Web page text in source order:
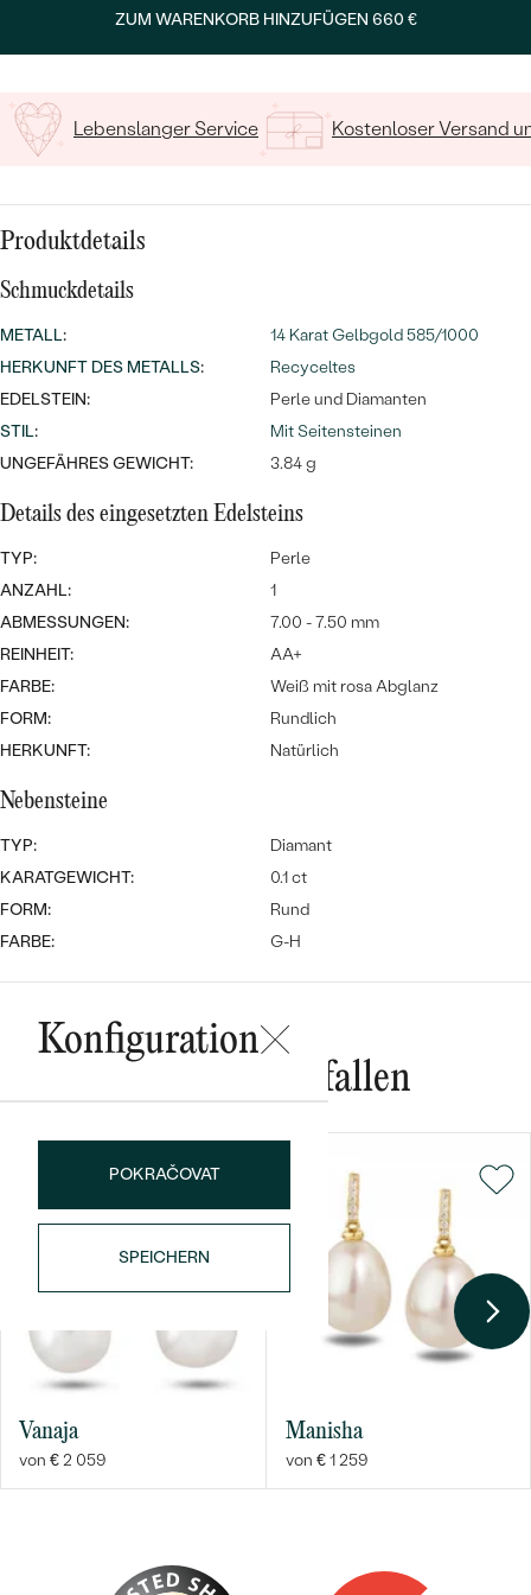
Meistverkaufte
Eheringe
MIT EDELSTEIN
NACH MATERIAL
PLATIN
SILBER
Wave Kollektion
ANSEHEN
SCHMUCK MIT LAB GROWN
DIAMANTEN
SYMBOLISCH
NACH DER FORM
MASSGEFERTIGTER
DIAMANTEN
Bestseller
Meistverkaufte
Ohrrinnge
ANSEHEN
LUXURIÖSE
Personalisierte
Halsketten
ANSEHEN
LUXURIÖSE
Meistverkaufte
Ringe
ANSEHEN
ZUM WARENKORB HINZUFÜGEN 660 €
Lebenslanger Service Kostenloser Versand
Produktdetails
Schmuckdetails
METALL:
14 Karat Gelbgold 585/1000
HERKUNFT DES METALLS:
Recyceltes
EDELSTEIN:
Perle und Diamanten
STIL:
Mit Seitensteinen
UNGEFÄHRES GEWICHT:
3.84 g
Details des eingesetzten Edelsteins
TYP:
Perle
ANZAHL:
1
ABMESSUNGEN:
7.00 - 7.50 mm
REINHEIT:
AA+
FARBE:
Weiß mit rosa Abglanz
FORM:
Rundlich
HERKUNFT:
Natürlich
Nebensteine
TYP:
Diamant
KARATGEWICHT:
0.1 ct
FORM:
Rund
FARBE:
G-H
Konfiguration
POKRAČOVAT
SPEICHERN
Das könnte Ihnen gefallen
Vanaja
von € 2 059
Manisha
von € 1 259